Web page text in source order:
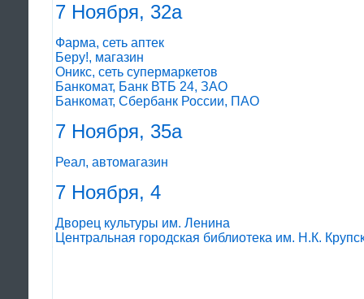
7 Ноября, 32а
Фарма, сеть аптек
Беру!, магазин
Оникс, сеть супермаркетов
Банкомат, Банк ВТБ 24, ЗАО
Банкомат, Сбербанк России, ПАО
7 Ноября, 35а
Реал, автомагазин
7 Ноября, 4
Дворец культуры им. Ленина
Центральная городская библиотека им. Н.К.